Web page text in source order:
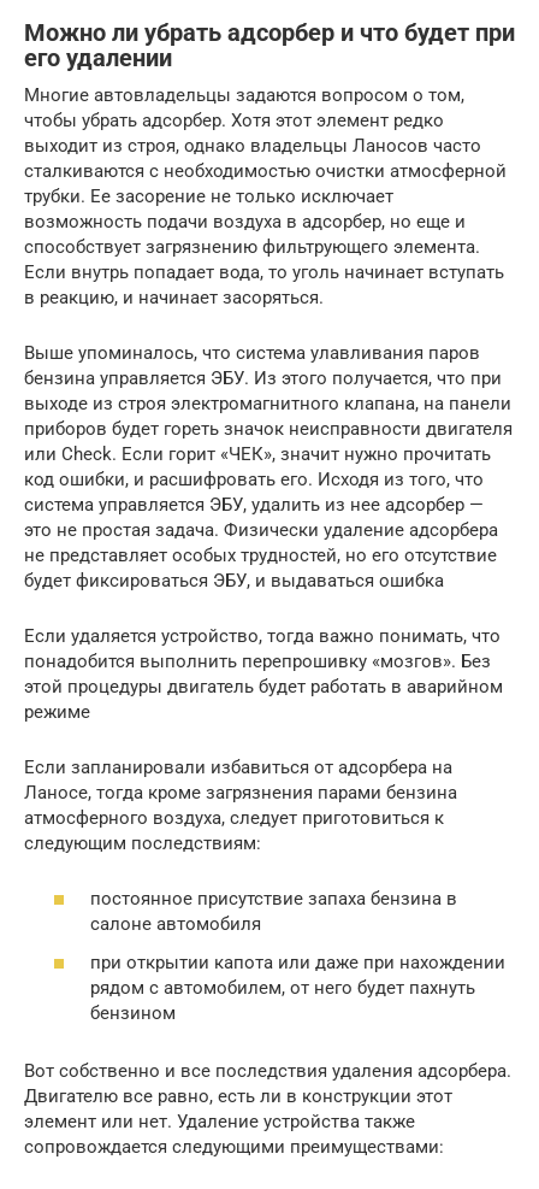
Можно ли убрать адсорбер и что будет при
его удалении
Многие автовладельцы задаются вопросом о том,
чтобы убрать адсорбер. Хотя этот элемент редко
выходит из строя, однако владельцы Ланосов часто
сталкиваются с необходимостью очистки атмосферной
трубки. Ее засорение не только исключает
возможность подачи воздуха в адсорбер, но еще и
способствует загрязнению фильтрующего элемента.
Если внутрь попадает вода, то уголь начинает вступать
в реакцию, и начинает засоряться.
Выше упоминалось, что система улавливания паров
бензина управляется ЭБУ. Из этого получается, что при
выходе из строя электромагнитного клапана, на панели
приборов будет гореть значок неисправности двигателя
или Check. Если горит «ЧЕК», значит нужно прочитать
код ошибки, и расшифровать его. Исходя из того, что
система управляется ЭБУ, удалить из нее адсорбер —
это не простая задача. Физически удаление адсорбера
не представляет особых трудностей, но его отсутствие
будет фиксироваться ЭБУ, и выдаваться ошибка
Если удаляется устройство, тогда важно понимать, что
понадобится выполнить перепрошивку «мозгов». Без
этой процедуры двигатель будет работать в аварийном
режиме
Если запланировали избавиться от адсорбера на
Ланосе, тогда кроме загрязнения парами бензина
атмосферного воздуха, следует приготовиться к
следующим последствиям:
постоянное присутствие запаха бензина в
салоне автомобиля
при открытии капота или даже при нахождении
рядом с автомобилем, от него будет пахнуть
бензином
Вот собственно и все последствия удаления адсорбера.
Двигателю все равно, есть ли в конструкции этот
элемент или нет. Удаление устройства также
сопровождается следующими преимуществами: